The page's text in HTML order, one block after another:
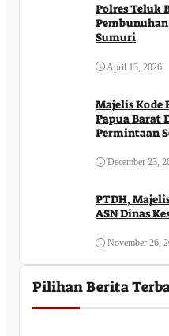
Polres Teluk
Sumuri
April 13, 2026
Majelis Kode
Papua Barat
Permintaan
December 23,
PTDH,
ASN Dinas
November 26,
Pilihan Berita